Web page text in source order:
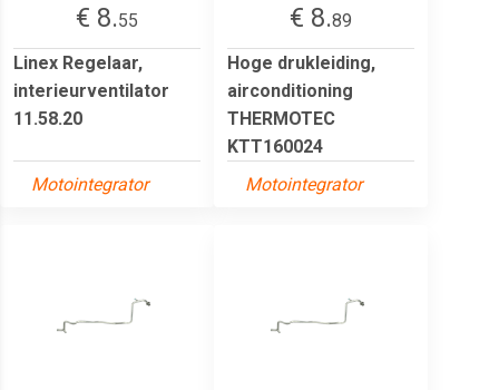
€ 8.55
Linex Regelaar,
interieurventilator
11.58.20
Motointegrator
€ 8.89
Hoge drukleiding,
airconditioning
THERMOTEC
KTT160024
Motointegrator